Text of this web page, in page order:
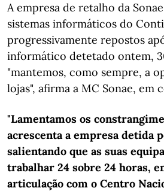
A empresa de retalho da
sistemas informáticos do
progressivamente repostos
informático detetado ontem,
"mantemos, como sempre, a
lojas", afirma a MC Sonae, em
"Lamentamos os
acrescenta a empresa detida
salientando que as suas
trabalhar 24 sobre 24 horas,
articulação com o Centro